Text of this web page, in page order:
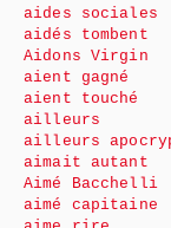
aides sociales
aidés tombent
Aidons Virgin
aient gagné
aient touché
ailleurs
ailleurs
aimait autant
Aimé Bacchelli
aimé capitaine